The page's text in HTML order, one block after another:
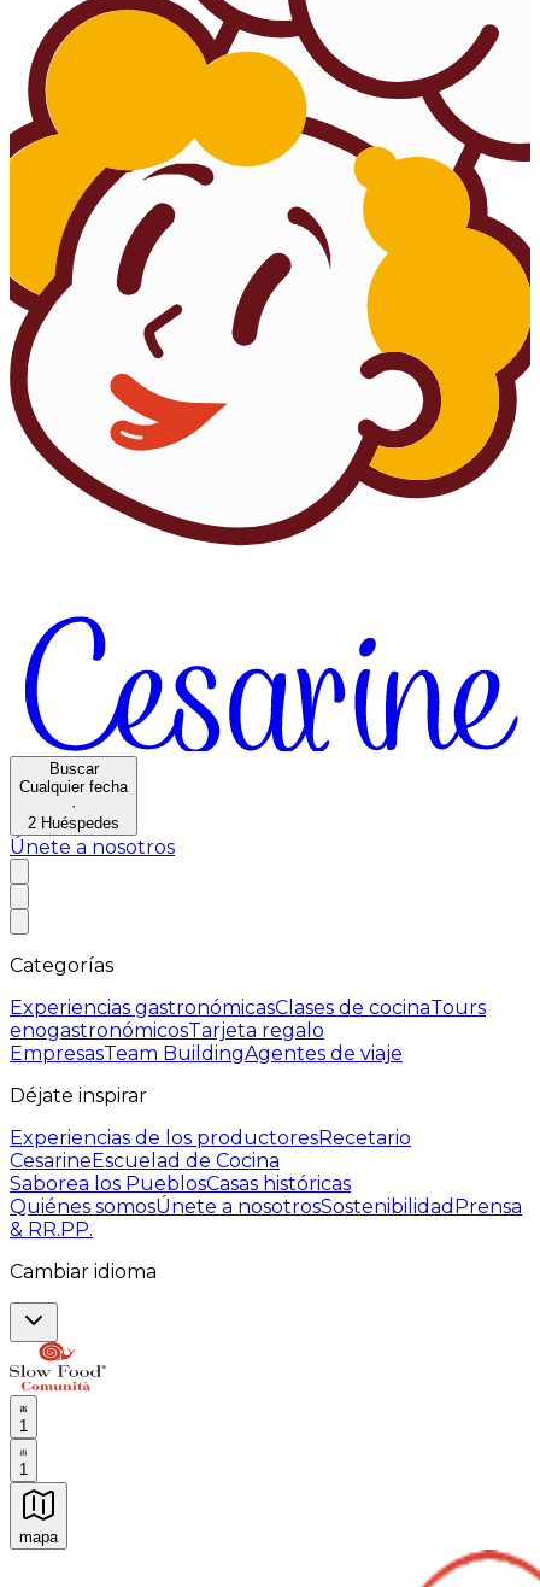
Buscar
Cualquier fecha
·
2 Huéspedes
Únete a nosotros
Categorías
Experiencias gastronómicasClases de cocinaTours
enogastronómicosTarjeta regalo
EmpresasTeam BuildingAgentes de viaje
Déjate inspirar
Experiencias de los productoresRecetario
CesarineEscuelad de Cocina
Saborea los PueblosCasas históricas
Quiénes somosÚnete a nosotrosSostenibilidad Prensa
& RR.PP.
Cambiar idioma
1
1
mapa
Experiencias culinarias inolvidables: Experiencias